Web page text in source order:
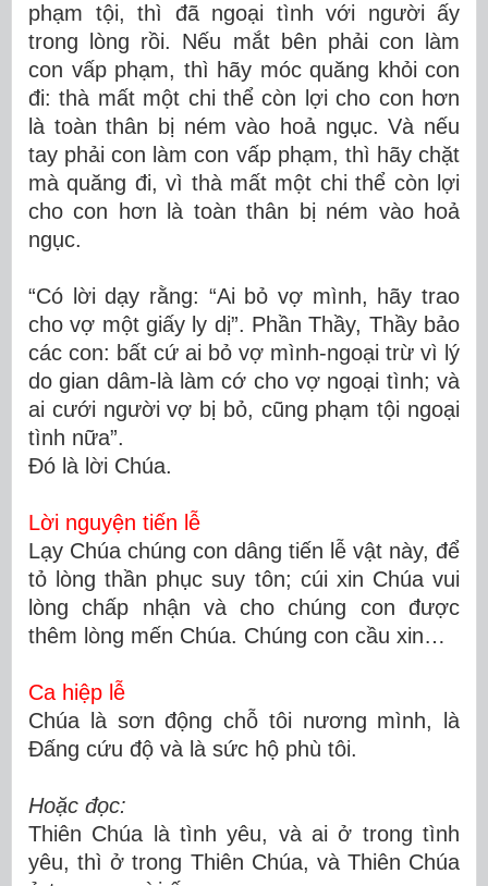
phạm tội, thì đã ngoại tình với người ấy
trong lòng rồi. Nếu mắt bên phải con làm
con vấp phạm, thì hãy móc quăng khỏi con
đi: thà mất một chi thể còn lợi cho con hơn
là toàn thân bị ném vào hoả ngục. Và nếu
tay phải con làm con vấp phạm, thì hãy chặt
mà quăng đi, vì thà mất một chi thể còn lợi
cho con hơn là toàn thân bị ném vào hoả
ngục.
“Có lời dạy rằng: “Ai bỏ vợ mình, hãy trao
cho vợ một giấy ly dị”. Phần Thầy, Thầy bảo
các con: bất cứ ai bỏ vợ mình-ngoại trừ vì lý
do gian dâm-là làm cớ cho vợ ngoại tình; và
ai cưới người vợ bị bỏ, cũng phạm tội ngoại
tình nữa”.
Ðó là lời Chúa.
Lời nguyện tiến lễ
Lạy Chúa chúng con dâng tiến lễ vật này, để
tỏ lòng thần phục suy tôn; cúi xin Chúa vui
lòng chấp nhận và cho chúng con được
thêm lòng mến Chúa. Chúng con cầu xin…
Ca hiệp lễ
Chúa là sơn động chỗ tôi nương mình, là
Đấng cứu độ và là sức hộ phù tôi.
Hoặc đọc:
Thiên Chúa là tình yêu, và ai ở trong tình
yêu, thì ở trong Thiên Chúa, và Thiên Chúa